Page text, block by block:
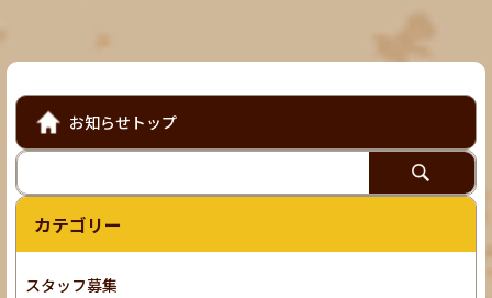
お知らせトップ
カテゴリー
スタッフ募集